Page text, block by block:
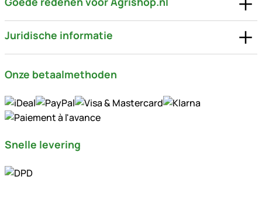
Juridische informatie
Onze betaalmethoden
Snelle levering